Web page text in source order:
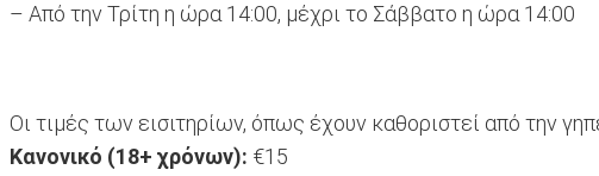
– Από την Τρίτη η ώρα 14:00, μέχρι το Σάββατο η ώρα 14:00
Οι τιμές των εισιτηρίων, όπως έχουν καθοριστεί από την
Κανονικό (18+ χρόνων): €15